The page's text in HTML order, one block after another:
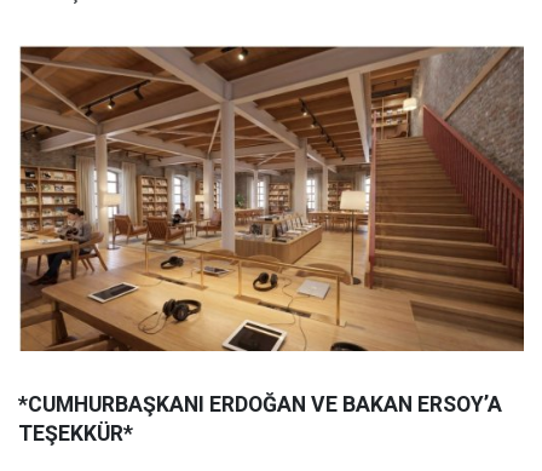
*CUMHURBAŞKANI ERDOĞAN VE BAKAN ERSOY’A
TEŞEKKÜR*